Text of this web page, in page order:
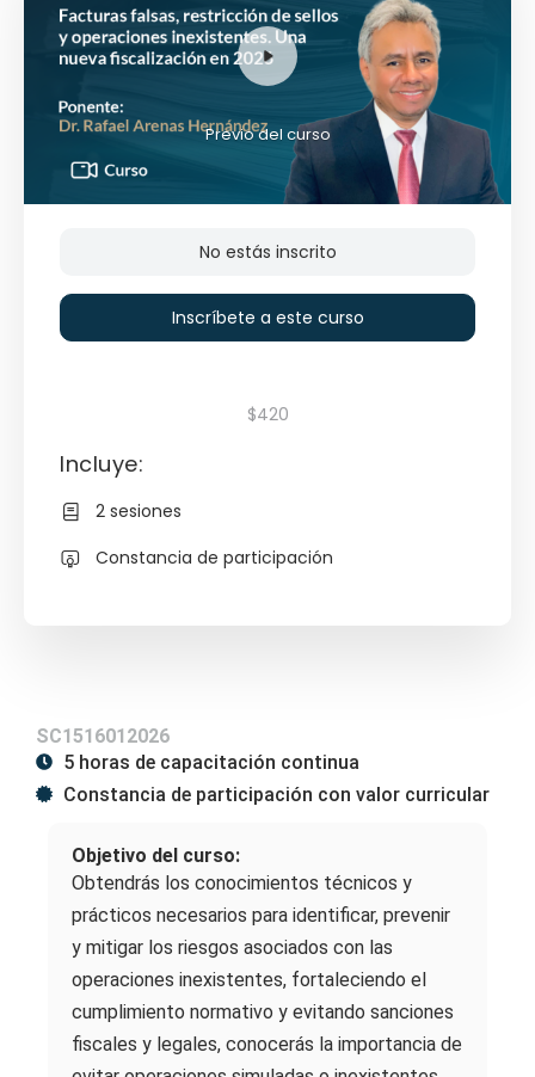
SC1516012026
5 horas de capacitación continua
Constancia de participación con valor curricular
Objetivo del curso:
Obtendrás los conocimientos técnicos y
prácticos necesarios para identificar, prevenir
y mitigar los riesgos asociados con las
operaciones inexistentes, fortaleciendo el
cumplimiento normativo y evitando sanciones
fiscales y legales, conocerás la importancia de
Previo del curso
No estás inscrito
Inscríbete a este curso
$420
Incluye:
2 sesiones
Constancia de participación